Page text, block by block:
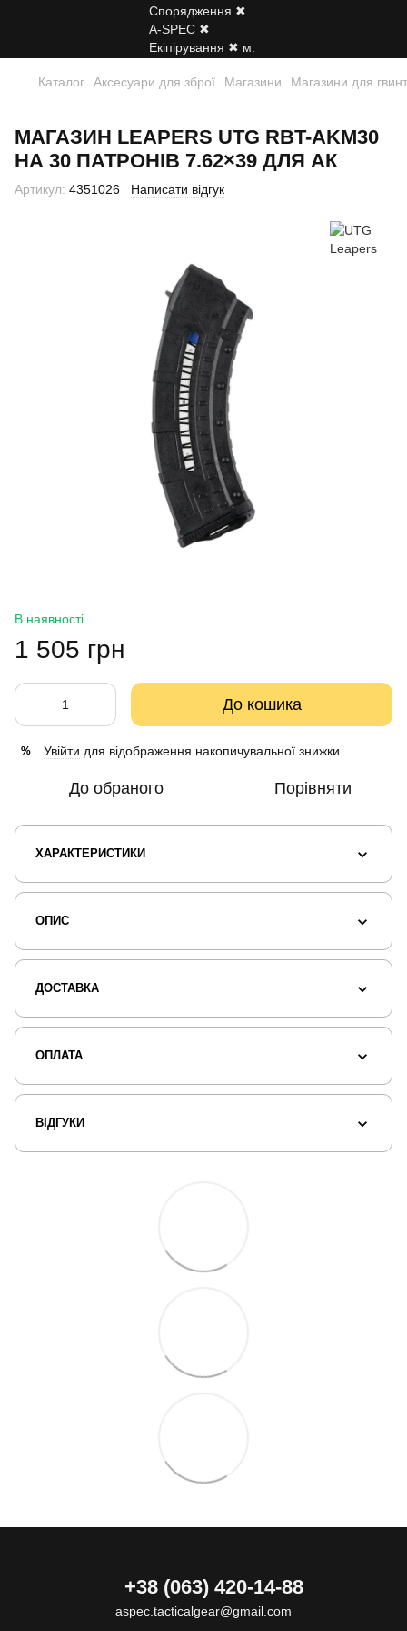
Каталог Аксесуари для зброї Магазини Магазини для
МАГАЗИН LEAPERS UTG RBT-AKM30
НА 30 ПАТРОНІВ 7.62×39 ДЛЯ АК
Артикул: 4351026 Написати відгук
В наявності
1 505 грн
До кошика
% Увійти для відображення накопичувальної знижки
До обраного Порівняти
ХАРАКТЕРИСТИКИ
ОПИС
ДОСТАВКА
ОПЛАТА
ВІДГУКИ
+38 (063) 420-14-88
aspec.tacticalgear@gmail.com